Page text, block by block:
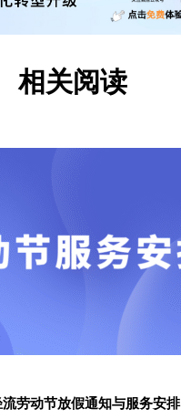
相关阅读
劳动节放假通知与服务安排